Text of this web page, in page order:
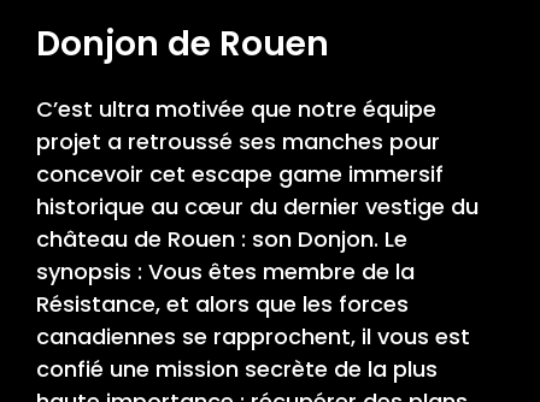
Donjon de Rouen
C’est ultra motivée que notre équipe
projet a retroussé ses manches pour
concevoir cet escape game immersif
historique au cœur du dernier vestige du
château de Rouen : son Donjon. Le
synopsis : Vous êtes membre de la
Résistance, et alors que les forces
canadiennes se rapprochent, il vous est
confié une mission secrète de la plus